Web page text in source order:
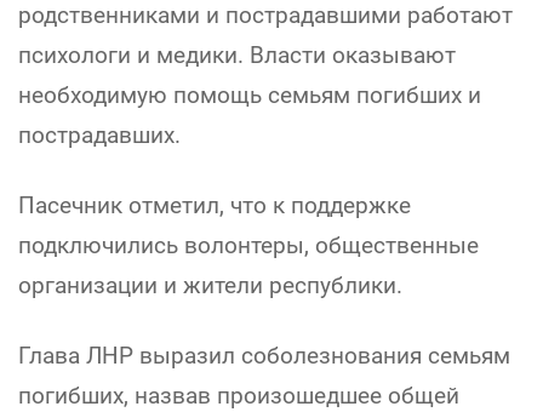
родственниками и пострадавшими работают
психологи и медики. Власти оказывают
необходимую помощь семьям погибших и
пострадавших.
Пасечник отметил, что к поддержке
подключились волонтеры, общественные
организации и жители республики.
Глава ЛНР выразил соболезнования семьям
погибших, назвав произошедшее общей